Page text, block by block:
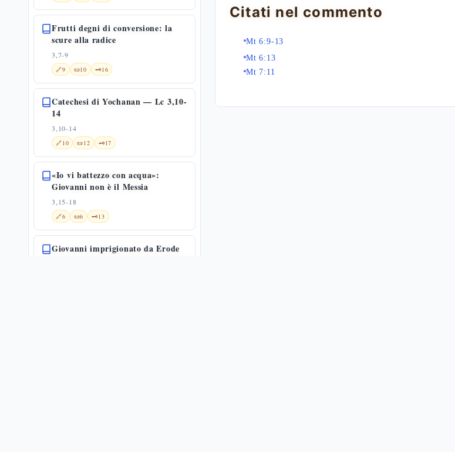
Frutti degni di conversione: la
scure alla radice
3,7-9
🔗9 📜10 🗝️16
Catechesi di Yochanan — Lc 3,10-
14
3,10-14
🔗10 📜12 🗝️17
«Io vi battezzo con acqua»:
Giovanni non è il Messia
3,15-18
🔗6 📜6 🗝️13
Giovanni imprigionato da Erode
Citati nel commento
Mt 6:9-13
Mt 6:13
Mt 7:11